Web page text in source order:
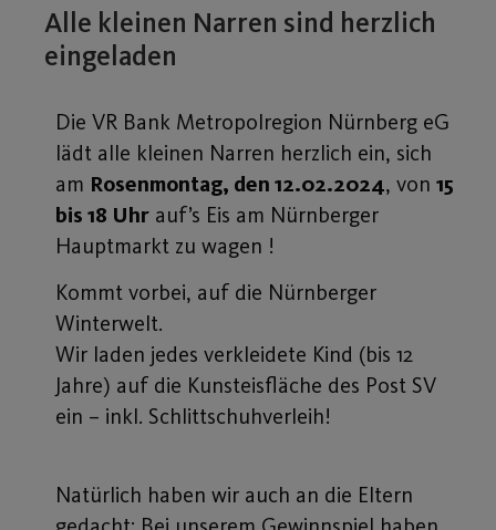
Alle kleinen Narren sind herzlich
eingeladen
Die VR Bank Metropolregion Nürnberg eG
lädt alle kleinen Narren herzlich ein, sich
am Rosenmontag, den 12.02.2024, von 15
bis 18 Uhr auf’s Eis am Nürnberger
Hauptmarkt zu wagen !
Kommt vorbei, auf die Nürnberger
Winterwelt.
Wir laden jedes verkleidete Kind (bis 12
Jahre) auf die Kunsteisfläche des Post SV
ein – inkl. Schlittschuhverleih!
Natürlich haben wir auch an die Eltern